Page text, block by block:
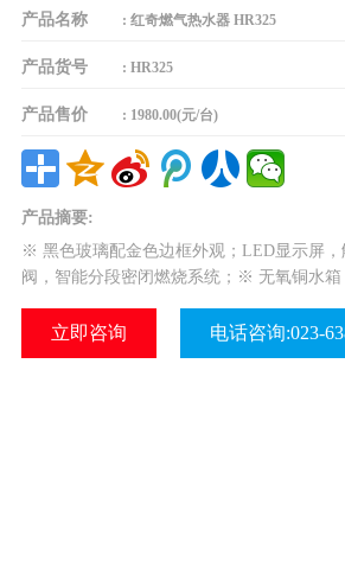
产品名称 : 红奇燃气热水器 HR325
产品货号 : HR325
产品售价 : 1980.00(元/台)
产品摘要:
※ 黑色玻璃配金色边框外观；LED显示屏
阀，智能分段密闭燃烧系统；※ 无氧铜水箱
立即咨询 电话咨询:023-